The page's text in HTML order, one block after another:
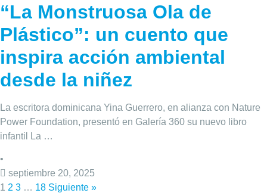
“La Monstruosa Ola de
Plástico”: un cuento que
inspira acción ambiental
desde la niñez
La escritora dominicana Yina Guerrero, en alianza con Nature
Power Foundation, presentó en Galería 360 su nuevo libro
infantil La …
•
septiembre 20, 2025
1 2 3 … 18 Siguiente »